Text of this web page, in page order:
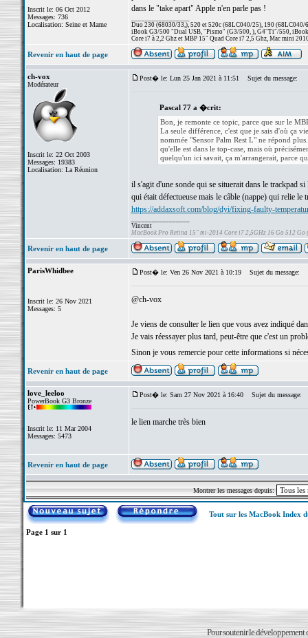
Inscrit le: 06 Oct 2012
Messages: 736
Localisation: Seine et Marne
dans le "take apart" Apple n'en parle pas !
Duo 230 (68030/33,), 520 et 520c (68LC040/25), 190 (68LC040/
iBook G3/500 "Dual USB, "Pismo" (G3/500, ), G4"Ti"/550,
Core i7 à 2,2 Ghz et MBP 15" Quad Core i7 2,5 Ghz, Mac mini
Revenir en haut de page
ch-vox
Modérateur
Inscrit le: 22 Oct 2003
Messages: 19383
Localisation: La Réunion
Post� le: Lun 25 Jan 2021 à 11:51 Sujet du message:
Pascal 77 a �crit:
Bon, je remonte ce topic, parce que sur le
La seule différence, c'est que je sais d'où ça
nommée "Sensor Palm Rest L" ne répond
qu'elle est dans le top-case, mais où
quelqu'un ici savait, ça m'arrangerait, parce
il s'agit d'une sonde qui se situerait dans le trackpad
qui était défectueuse mais le câble (nappe) qui relie le
https://addaxsoft.com/blog/dyi/fixing-faulty-
Vincent
MacBook Pro Retina 15" mi-2014 Core i7 2,5GHz 16 Go 512 Go
Revenir en haut de page
ParisWhidbee
Inscrit le: 26 Nov 2021
Messages: 5
Post� le: Ven 26 Nov 2021 à 10:19 Sujet du message:
@ch-vox
Je viens de consulter le lien que vous avez indiqué
Je vais réessayer plus tard, peut-être que c'est un
Sinon je vous remercie pour cette informations si
Revenir en haut de page
love_leeloo
PowerBook G3 Bronze
Inscrit le: 11 Mar 2004
Messages: 5473
Post� le: Sam 27 Nov 2021 à 16:40 Sujet du message:
le lien marche très bien
Revenir en haut de page
Montrer les messages depuis:
Tout sur les MacBook Index
Page 1 sur 1
Pour soutenir le développement